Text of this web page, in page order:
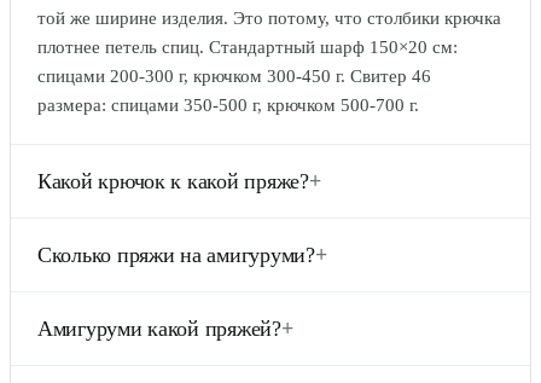
той же ширине изделия. Это потому, что столбики крючка
плотнее петель спиц. Стандартный шарф 150×20 см:
спицами 200-300 г, крючком 300-450 г. Свитер 46
размера: спицами 350-500 г, крючком 500-700 г.
Какой крючок к какой пряже?+
(180-300 м/100 г): крючок 3-4 мм. Толстая (100-150 м/100
крючок 6-10 мм. На этикетке обычно указан
Сколько пряжи на амигуруми?+
30-50 г для другого цвета. Средняя (15-25 см): 50-100 г +
Амигуруми какой пряжей?+